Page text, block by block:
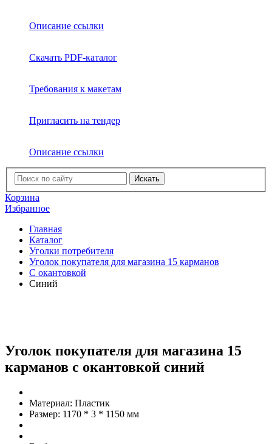
Описание ссылки
Скачать PDF-каталог
Требования к макетам
Пригласить на тендер
Описание ссылки
Искать
Корзина
Избранное
Главная
Каталог
Уголки потребителя
Уголок покупателя для магазина 15 карманов
C окантовкой
Синий
Уголок покупателя для магазина 15
карманов с окантовкой синий
Материал: Пластик
Размер: 1170 * 3 * 1150 мм